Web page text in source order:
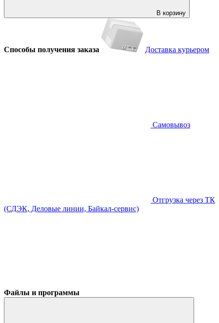
В корзину
Способы получения заказа Доставка курьером
Самовывоз
Отгрузка через ТК
(СДЭК, Деловые линии, Байкал-сервис)
Файлы и программы